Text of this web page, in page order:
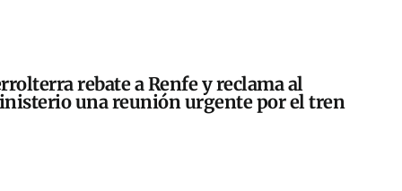
rebate a Renfe y reclama al
una reunión urgente por el tren